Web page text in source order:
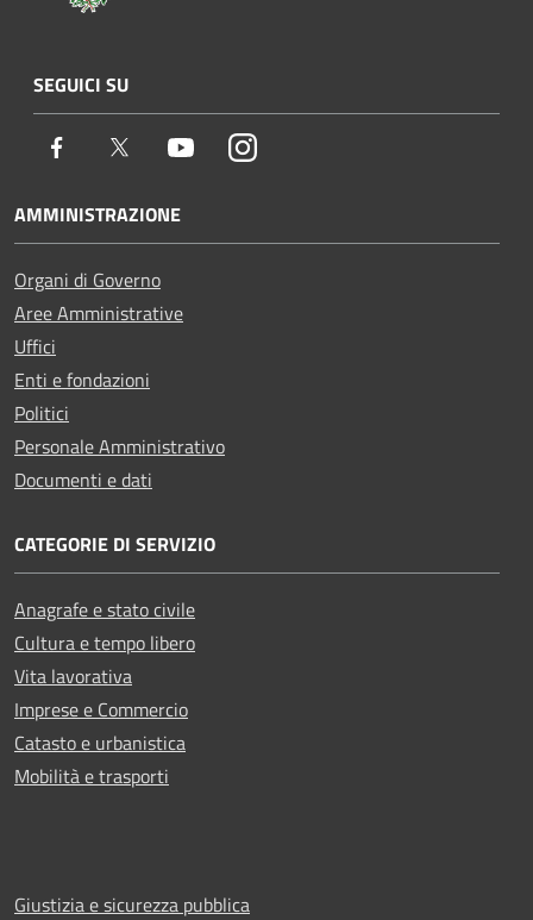
SEGUICI SU
Facebook Twitter YoutubeInstagram
AMMINISTRAZIONE
Organi di Governo
Aree Amministrative
Uffici
Enti e fondazioni
Politici
Personale Amministrativo
Documenti e dati
CATEGORIE DI SERVIZIO
Anagrafe e stato civile
Cultura e tempo libero
Vita lavorativa
Imprese e Commercio
Catasto e urbanistica
Mobilità e trasporti
Giustizia e sicurezza pubblica